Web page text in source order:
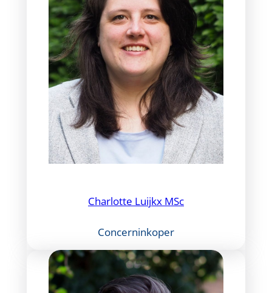
Charlotte Luijkx MSc
Concerninkoper